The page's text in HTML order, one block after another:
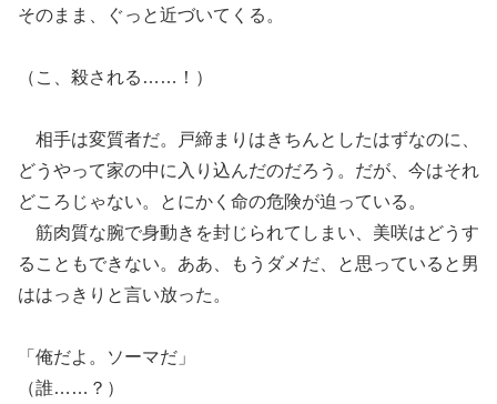
そのまま、ぐっと近づいてくる。
（こ、殺される……！）
相手は変質者だ。戸締まりはきちんとしたはずなのに、
どうやって家の中に入り込んだのだろう。だが、今はそれ
どころじゃない。とにかく命の危険が迫っている。
筋肉質な腕で身動きを封じられてしまい、美咲はどうす
ることもできない。ああ、もうダメだ、と思っていると男
ははっきりと言い放った。
「俺だよ。ソーマだ」
（誰……？）